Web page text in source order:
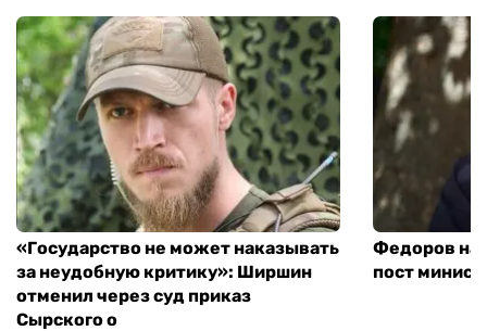
«Государство не может наказывать
за неудобную критику»: Ширшин
отменил через суд приказ
Сырского о
Федоров
пост